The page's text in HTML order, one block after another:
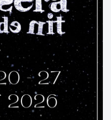
de les seves obertures
i segon pis que es
adovellats a la planta
rajol. Tot l’edifici utilitza
conserva en alguns
exemple d’antigues
la casa el1889